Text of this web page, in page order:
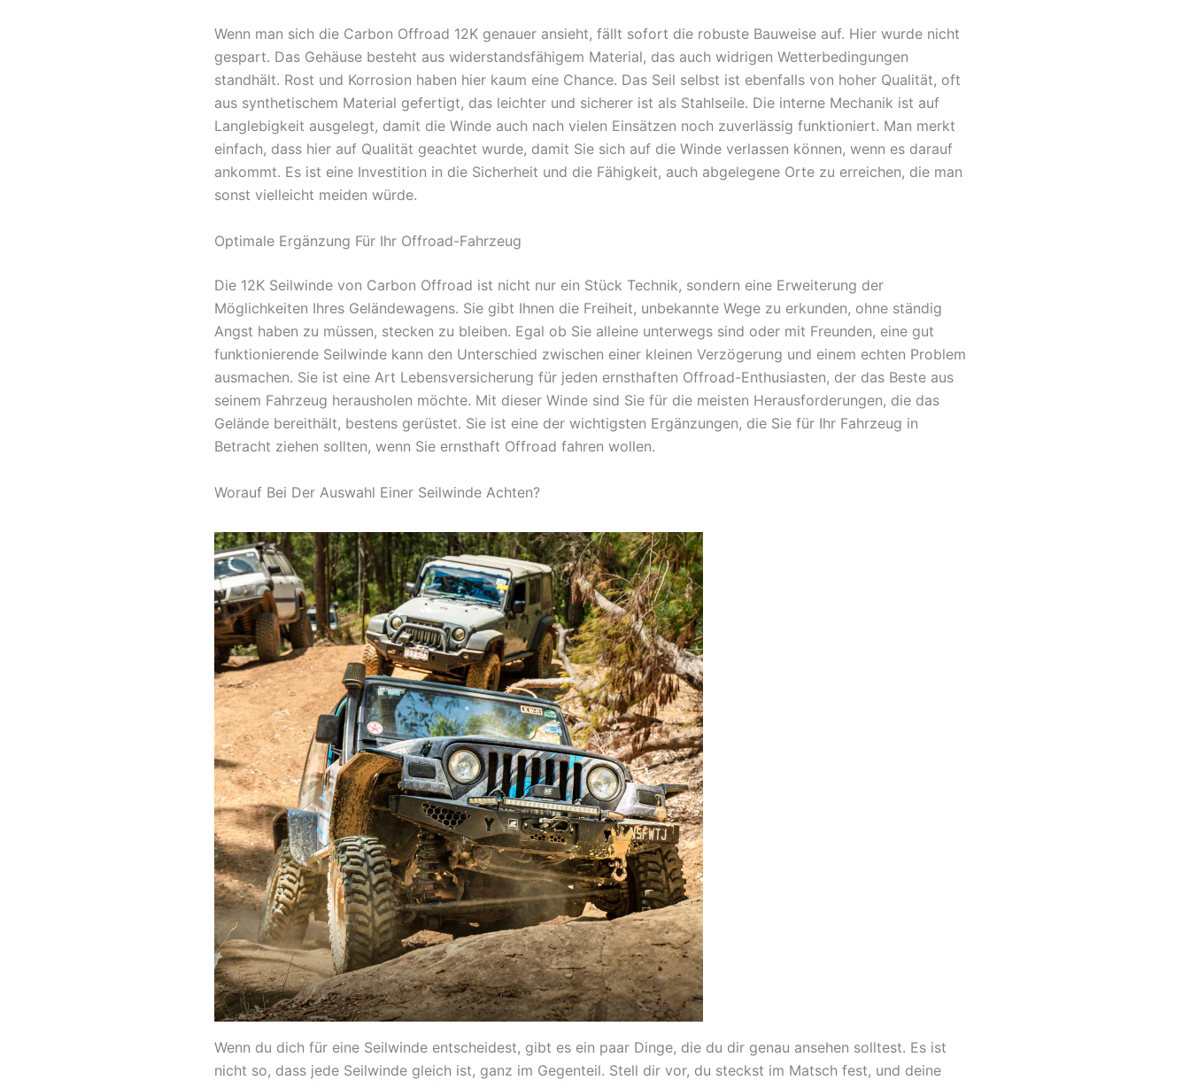
Wenn man sich die Carbon Offroad 12K genauer ansieht, fällt sofort die robuste Bauweise auf. Hier wurde nicht
gespart. Das Gehäuse besteht aus widerstandsfähigem Material, das auch widrigen Wetterbedingungen
standhält. Rost und Korrosion haben hier kaum eine Chance. Das Seil selbst ist ebenfalls von hoher Qualität, oft
aus synthetischem Material gefertigt, das leichter und sicherer ist als Stahlseile. Die interne Mechanik ist auf
Langlebigkeit ausgelegt, damit die Winde auch nach vielen Einsätzen noch zuverlässig funktioniert. Man merkt
einfach, dass hier auf Qualität geachtet wurde, damit Sie sich auf die Winde verlassen können, wenn es darauf
ankommt. Es ist eine Investition in die Sicherheit und die Fähigkeit, auch abgelegene Orte zu erreichen, die man
sonst vielleicht meiden würde.
Optimale Ergänzung Für Ihr Offroad-Fahrzeug
Die 12K Seilwinde von Carbon Offroad ist nicht nur ein Stück Technik, sondern eine Erweiterung der
Möglichkeiten Ihres Geländewagens. Sie gibt Ihnen die Freiheit, unbekannte Wege zu erkunden, ohne ständig
Angst haben zu müssen, stecken zu bleiben. Egal ob Sie alleine unterwegs sind oder mit Freunden, eine gut
funktionierende Seilwinde kann den Unterschied zwischen einer kleinen Verzögerung und einem echten Problem
ausmachen. Sie ist eine Art Lebensversicherung für jeden ernsthaften Offroad-Enthusiasten, der das Beste aus
seinem Fahrzeug herausholen möchte. Mit dieser Winde sind Sie für die meisten Herausforderungen, die das
Gelände bereithält, bestens gerüstet. Sie ist eine der wichtigsten Ergänzungen, die Sie für Ihr Fahrzeug in
Betracht ziehen sollten, wenn Sie ernsthaft Offroad fahren wollen.
Worauf Bei Der Auswahl Einer Seilwinde Achten?
Wenn du dich für eine Seilwinde entscheidest, gibt es ein paar Dinge, die du dir genau ansehen solltest. Es ist
nicht so, dass jede Seilwinde gleich ist, ganz im Gegenteil. Stell dir vor, du steckst im Matsch fest, und deine